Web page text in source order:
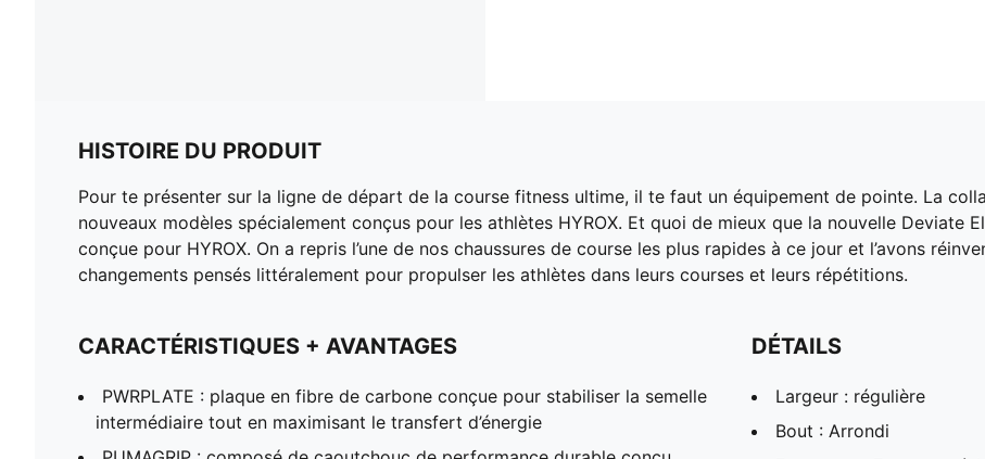
HISTOIRE DU PRODUIT
Pour te présenter sur la ligne de départ de la course fitness ultime, il te faut un équipement de pointe. La
nouveaux modèles spécialement conçus pour les athlètes HYROX. Et quoi de mieux que la nouvelle Deviate
conçue pour HYROX. On a repris l’une de nos chaussures de course les plus rapides à ce jour et l’avons
changements pensés littéralement pour propulser les athlètes dans leurs courses et leurs répétitions.
CARACTÉRISTIQUES + AVANTAGES
PWRPLATE : plaque en fibre de carbone conçue pour stabiliser la semelle
intermédiaire tout en maximisant le transfert d’énergie
DÉTAILS
Largeur : régulière
Bout : Arrondi